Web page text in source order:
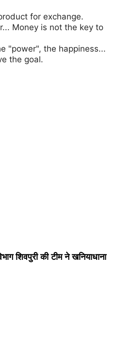
for exchange.
Money is not the key to
"power", the happiness...
the goal.
शिवपुरी की टीम ने खनियाधाना